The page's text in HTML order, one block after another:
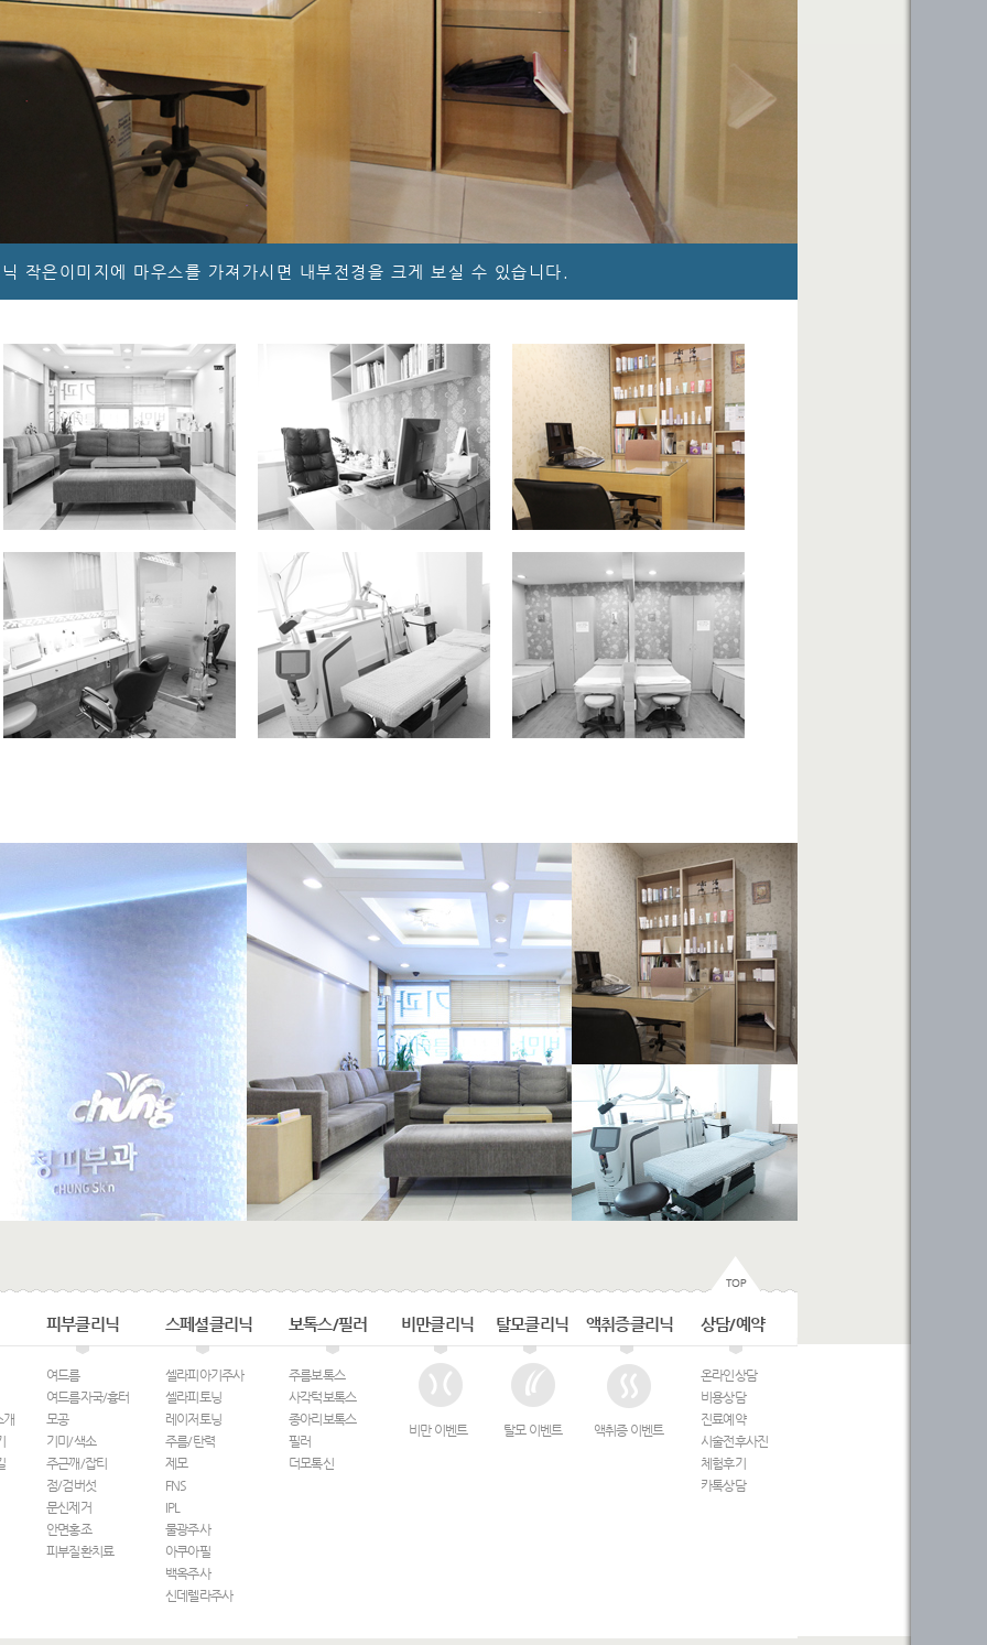
작은이미지에 마우스를 가져가시면 내부전경을 크게 보실 수 있습니다.
개
피부클리닉
여드름
여드름자국/흉터
모공
기미/색소
주근깨/잡티
점/검버섯
문신제거
안면홍조
피부질환치료
스페셜클리닉
셀라피아기주사
셀라피토닝
레이저토닝
주름/탄력
제모
FNS
IPL
물광주사
아쿠아필
백옥주사
신데렐라주사
보톡스/필러
주름보톡스
사각턱보톡스
종아리보톡스
필러
더모톡신
비만클리닉
비만 이벤트
탈모클리닉
탈모 이벤트
액취증클리닉
액취증 이벤트
상담/예약
온라인상담
비용상담
진료예약
시술전후사진
체험후기
카톡상담